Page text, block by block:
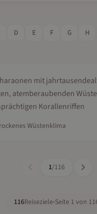
D E F G H
mit
atemberaubenden
Korallenriffen
Wüstenklima
1/116
116Reiseziele Seite 1 von